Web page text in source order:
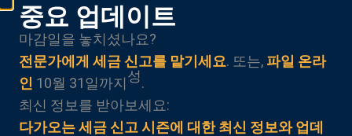
저희는 2005년부터 오렌지 카운티가
신뢰하는 지역 사회 세무 파트너였습
니다.
중요 업데이트
마감일을 놓치셨나요?
전문가에게 세금 신고를 맡기세요. 또는, 파일 온라
인 10월 31일까지성.
최신 정보를 받아보세요:
다가오는 세금 신고 시즌에 대한 최신 정보와 업데